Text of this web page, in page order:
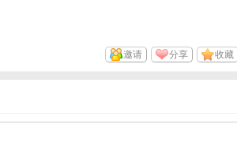
收藏
分享
邀请